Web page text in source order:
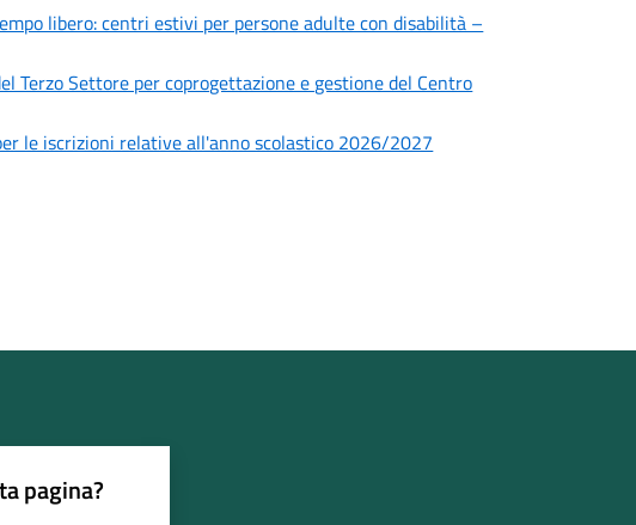
libero: centri estivi per persone adulte con disabilità –
Terzo Settore per coprogettazione e gestione del Centro
le iscrizioni relative all'anno scolastico 2026/2027
pagina?